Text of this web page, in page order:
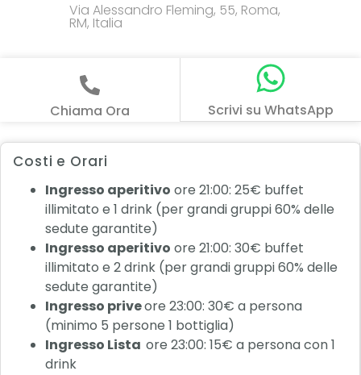
Via Alessandro Fleming, 55, Roma,
RM, Italia
Chiama Ora Scrivi su WhatsApp
Costi e Orari
Ingresso aperitivo ore 21:00: 25€ buffet
illimitato e 1 drink (per grandi gruppi 60% delle
sedute garantite)
Ingresso aperitivo ore 21:00: 30€ buffet
illimitato e 2 drink (per grandi gruppi 60% delle
sedute garantite)
Ingresso priveore 23:00: 30€ a persona
(minimo 5 persone 1 bottiglia)
Ingresso Lista ore 23:00: 15€ a persona con 1
drink